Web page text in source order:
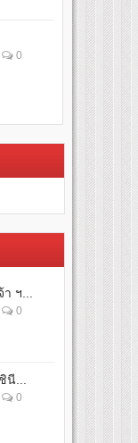
0
า ฯ...
0
นี...
0